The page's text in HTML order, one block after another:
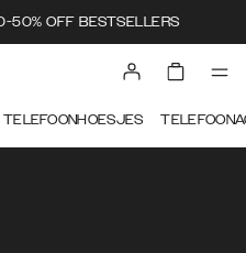
50% OFF BESTSELLERS
TELEFOONHOESJES